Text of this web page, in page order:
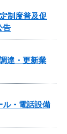
制度普及促
告
達・更新業
ル・電話設備